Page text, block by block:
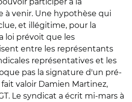
à venir. Une hypothèse qui
et illégitime, pour la
loi prévoit que les
entre les représentants
représentatives et les
pas la signature d'un pré-
valoir Damien Martinez,
Le syndicat a écrit mi-mars à